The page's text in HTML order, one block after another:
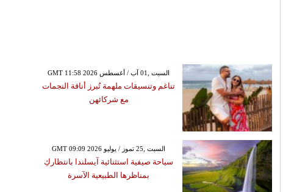
GMT 11:58 2026 السبت ,01 آب / أغسطس
تناغم وتنسيقات ملهمة تُبرز أناقة النجمات
مع شركائهن
GMT 09:09 2026 السبت ,25 تموز / يوليو
سياحة صيفية استثنائية آيسلندا بانتظاركِ
بمناظرها الطبيعية الآسرة